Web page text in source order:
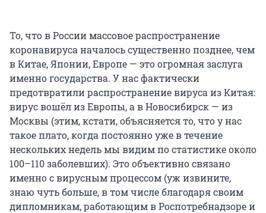
То, что в России массовое распространение
коронавируса началось существенно позднее, чем
в Китае, Японии, Европе — это огромная заслуга
именно государства. У нас фактически
предотвратили распространение вируса из Китая:
вирус вошёл из Европы, а в Новосибирск — из
Москвы (этим, кстати, объясняется то, что у нас
такое плато, когда постоянно уже в течение
нескольких недель мы видим по статистике около
100–110 заболевших). Это объективно связано
именно с вирусным процессом (уж извините,
знаю чуть больше, в том числе благодаря своим
дипломникам, работающим в Роспотребнадзоре и